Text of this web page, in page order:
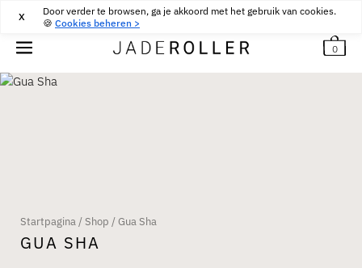
Door verder te browsen, ga je akkoord met het gebruik van cookies.
🍪 Cookies beheren >
X GRATIS BEZORGING VANAF 30€AANKOOP
0
Startpagina /Shop /Gua Sha
GUA SHA